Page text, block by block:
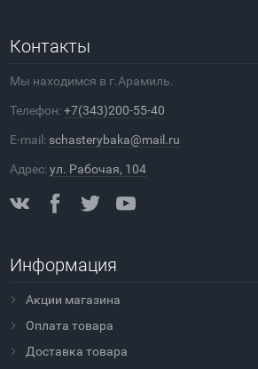
Контакты
Мы находимся в г.Арамиль.
Телефон:+7(343)200-55-40
E-mail: schasterybaka@mail.ru
Адрес:ул. Рабочая, 104
Информация
Акции магазина
Оплата товара
Доставка товара